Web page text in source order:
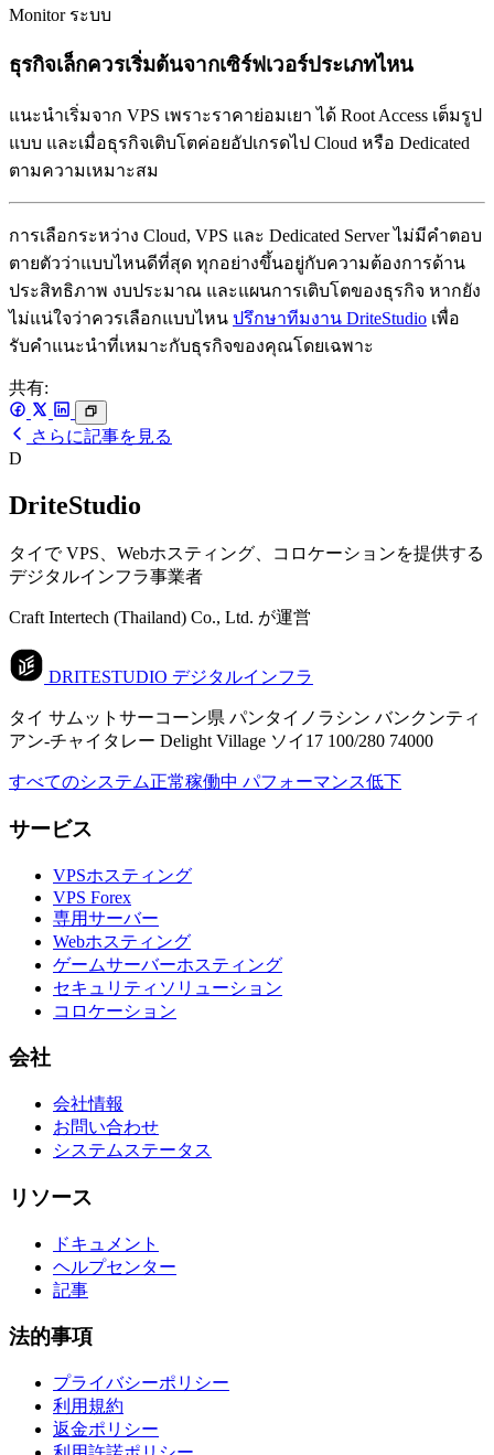
Monitor ระบบ
ธุรกิจเล็กควรเริ่มต้นจากเซิร์ฟเวอร์ประเภทไหน
แนะนำเริ่มจาก VPS เพราะราคาย่อมเยา ได้ Root Access เต็มรูป
แบบ และเมื่อธุรกิจเติบโตค่อยอัปเกรดไป Cloud หรือ Dedicated
ตามความเหมาะสม
การเลือกระหว่าง Cloud, VPS และ Dedicated Server ไม่มีคำตอบ
ตายตัวว่าแบบไหนดีที่สุด ทุกอย่างขึ้นอยู่กับความต้องการด้าน
ประสิทธิภาพ งบประมาณ และแผนการเติบโตของธุรกิจ หากยัง
ไม่แน่ใจว่าควรเลือกแบบไหน ปรึกษาทีมงาน DriteStudio เพื่อ
รับคำแนะนำที่เหมาะกับธุรกิจของคุณโดยเฉพาะ
共有:
さらに記事を見る
D
DriteStudio
タイで VPS、Webホスティング、コロケーションを提供する
デジタルインフラ事業者
Craft Intertech (Thailand) Co., Ltd. が運営
DRITESTUDIO デジタルインフラ
タイ サムットサーコーン県 パンタイノラシン バンクンティ
アン-チャイタレー Delight Village ソイ17 100/280 74000
すべてのシステム正常稼働中 パフォーマンス低下
サービス
VPSホスティング
VPS Forex
専用サーバー
Webホスティング
ゲームサーバーホスティング
セキュリティソリューション
コロケーション
会社
会社情報
お問い合わせ
システムステータス
リソース
ドキュメント
ヘルプセンター
記事
法的事項
プライバシーポリシー
利用規約
返金ポリシー